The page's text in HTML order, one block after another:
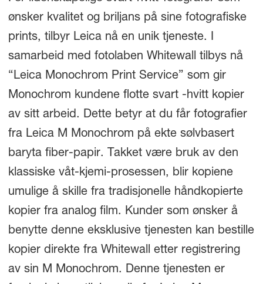
ønsker kvalitet og briljans på sine fotografiske
prints, tilbyr Leica nå en unik tjeneste. I
samarbeid med fotolaben Whitewall tilbys nå
“Leica Monochrom Print Service” som gir
Monochrom kundene flotte svart -hvitt kopier
av sitt arbeid. Dette betyr at du får fotografier
fra Leica M Monochrom på ekte sølvbasert
baryta fiber-papir. Takket være bruk av den
klassiske våt-kjemi-prosessen, blir kopiene
umulige å skille fra tradisjonelle håndkopierte
kopier fra analog film. Kunder som ønsker å
benytte denne eksklusive tjenesten kan bestille
kopier direkte fra Whitewall etter registrering
av sin M Monochrom. Denne tjenesten er